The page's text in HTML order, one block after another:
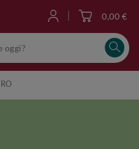
0,00 €